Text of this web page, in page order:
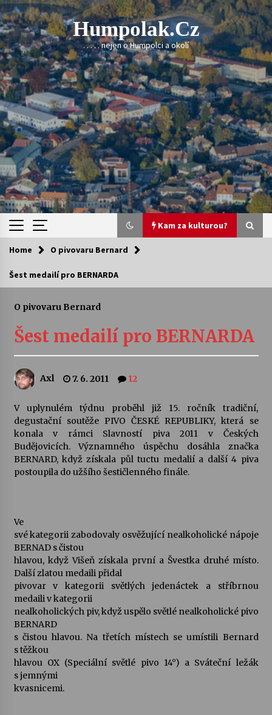
Skip
to
content
Humpolak.cz
. . . . . nejen o Humpolci a okolí
Kam za kulturou?
Kam za kulturou?
Sukuba Ensemble
Vernisáž výstavy Josefíny Duškové: Stávám se
kapkou
30. 7. 2026
Veselí muzikanti
30. 7. 2026
Pozvánka na integrační festival Quijotova
šedesátka: 28. 7.–1. 8. 2026
28. 7. 2026
Votavžatský ploty
23. 7. 2026
22. 7. 2026
Home O pivovaru Bernard
Šest medailí pro BERNARDA
O pivovaru Bernard
Šest medailí pro BERNARDA
Axl 7. 6. 2011 12
V uplynulém týdnu proběhl již 15. ročník tradiční,
degustační soutěže PIVO ČESKÉ REPUBLIKY, která se
konala v rámci Slavností piva 2011 v Českých
Budějovicích. Významného úspěchu dosáhla značka
BERNARD, když získala půl tuctu medalií a další 4 piva
postoupila do užšího šestičlenného finále.
Ve
své kategorii zabodovaly osvěžující nealkoholické nápoje
BERNAD s čistou
hlavou, když Višeň získala první a Švestka druhé místo.
Další zlatou medaili přidal
pivovar v kategorii světlých jedenáctek a stříbrnou
medaili v kategorii
nealkoholických piv, když uspělo světlé nealkoholické pivo
BERNARD
s čistou hlavou. Na třetích místech se umístili Bernard
s těžkou
hlavou OX (Speciální světlé pivo 14°) a Sváteční ležák
s jemnými
kvasnicemi.